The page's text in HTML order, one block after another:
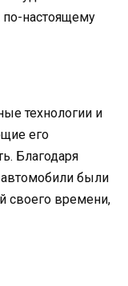
по-настоящему
технологии и
его
Благодаря
были
своего времени,